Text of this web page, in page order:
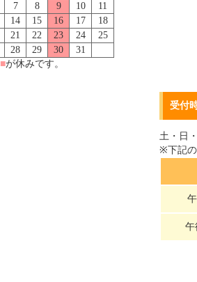
受付
土・日
※下記の
午
7 8 9 10
11
14 15 16 17
18
21 22 23 24
25
28 29 30
31
■が休みです。